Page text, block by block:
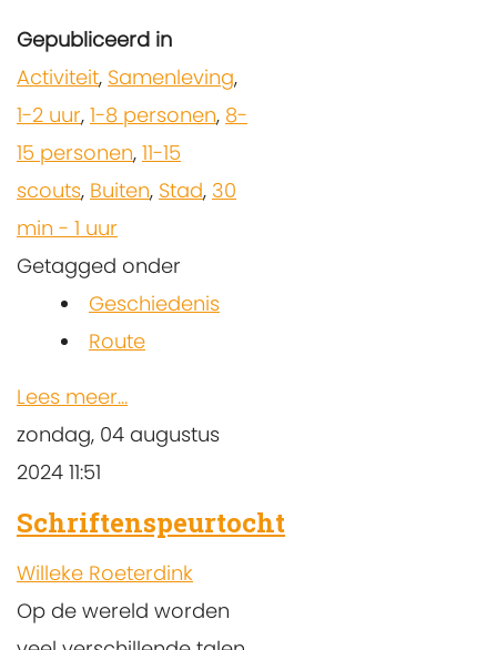
Gepubliceerd in
Activiteit, Samenleving,
1-2 uur, 1-8 personen, 8-
15 personen, 11-15
scouts, Buiten, Stad, 30
min - 1 uur
Getagged onder
Geschiedenis
Route
Lees meer...
zondag, 04 augustus
2024 11:51
Schriftenspeurtocht
Willeke Roeterdink
Op de wereld worden